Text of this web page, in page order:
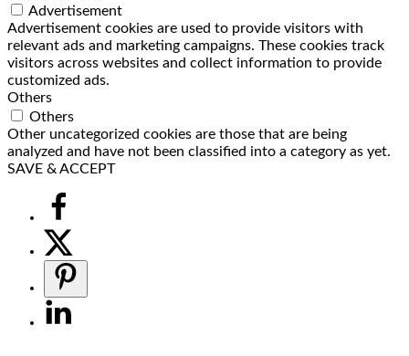
Advertisement
Advertisement cookies are used to provide visitors with
relevant ads and marketing campaigns. These cookies track
visitors across websites and collect information to provide
customized ads.
Others
Others
Other uncategorized cookies are those that are being
analyzed and have not been classified into a category as yet.
SAVE & ACCEPT